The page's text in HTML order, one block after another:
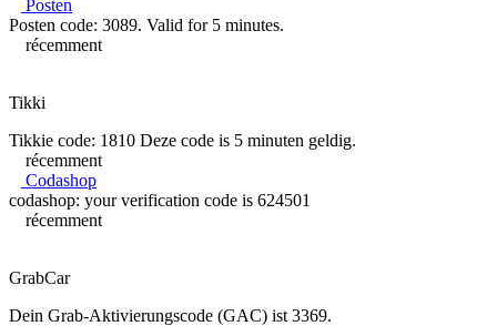
Posten
Posten code: 3089. Valid for 5 minutes.
récemment
Tikki
Tikkie code: 1810 Deze code is 5 minuten geldig.
récemment
Codashop
codashop: your verification code is 624501
récemment
GrabCar
Dein Grab-Aktivierungscode (GAC) ist 3369.